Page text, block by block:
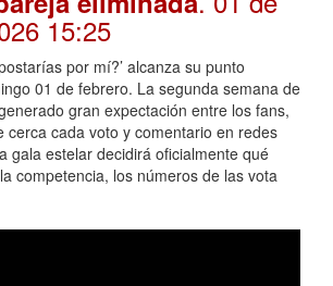
15:25
por mí?’ alcanza su punto
01 de febrero. La segunda semana de
gran expectación entre los fans,
cerca cada voto y comentario en redes
gala estelar decidirá oficialmente qué
competencia, los números de las vota